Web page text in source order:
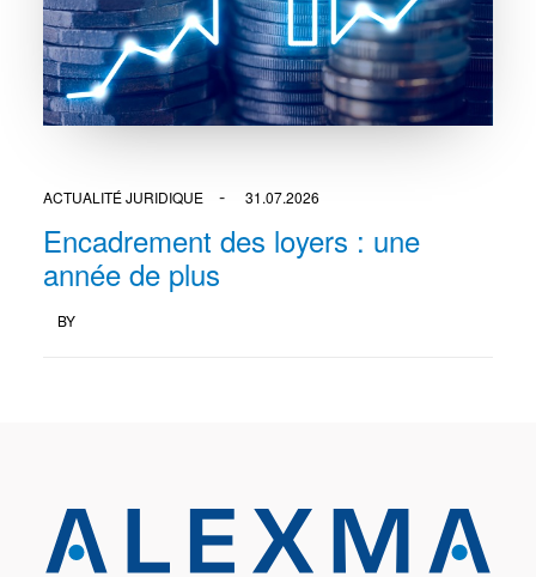
ACTUALITÉ JURIDIQUE 31.07.2026
Encadrement des loyers : une
année de plus
BY